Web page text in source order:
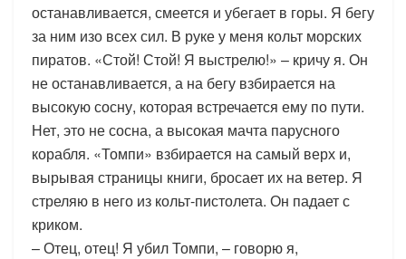
останавливается, смеется и убегает в горы. Я бегу
за ним изо всех сил. В руке у меня кольт морских
пиратов. «Стой! Стой! Я выстрелю!» – кричу я. Он
не останавливается, а на бегу взбирается на
высокую сосну, которая встречается ему по пути.
Нет, это не сосна, а высокая мачта парусного
корабля. «Томпи» взбирается на самый верх и,
вырывая страницы книги, бросает их на ветер. Я
стреляю в него из кольт-пистолета. Он падает с
криком.
– Отец, отец! Я убил Томпи, – говорю я,